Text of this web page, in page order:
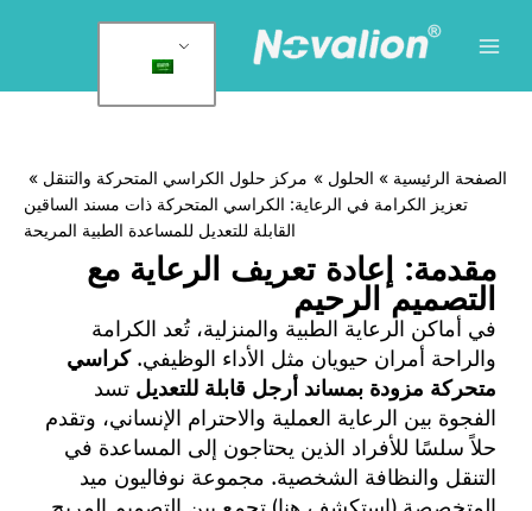
الرئيسية الحلول
مركز حلول الكراسي المتحركة والتنقل
تعزيز الكرامة في الرعاية: الكراسي المتحركة ذات مسند الساقين
القابلة للتعديل للمساعدة الطبية المريحة
مقدمة: إعادة تعريف الرعاية مع
التصميم الرحيم
في أماكن الرعاية الطبية والمنزلية، تُعد الكرامة
والراحة أمران حيويان مثل الأداء الوظيفي.كراسي
متحركة مزودة بمساند أرجل قابلة للتعديلتسد
الفجوة بين الرعاية العملية والاحترام الإنساني، وتقدم
حلاً سلسًا للأفراد الذين يحتاجون إلى المساعدة في
التنقل والنظافة الشخصية. مجموعة نوفاليون ميد